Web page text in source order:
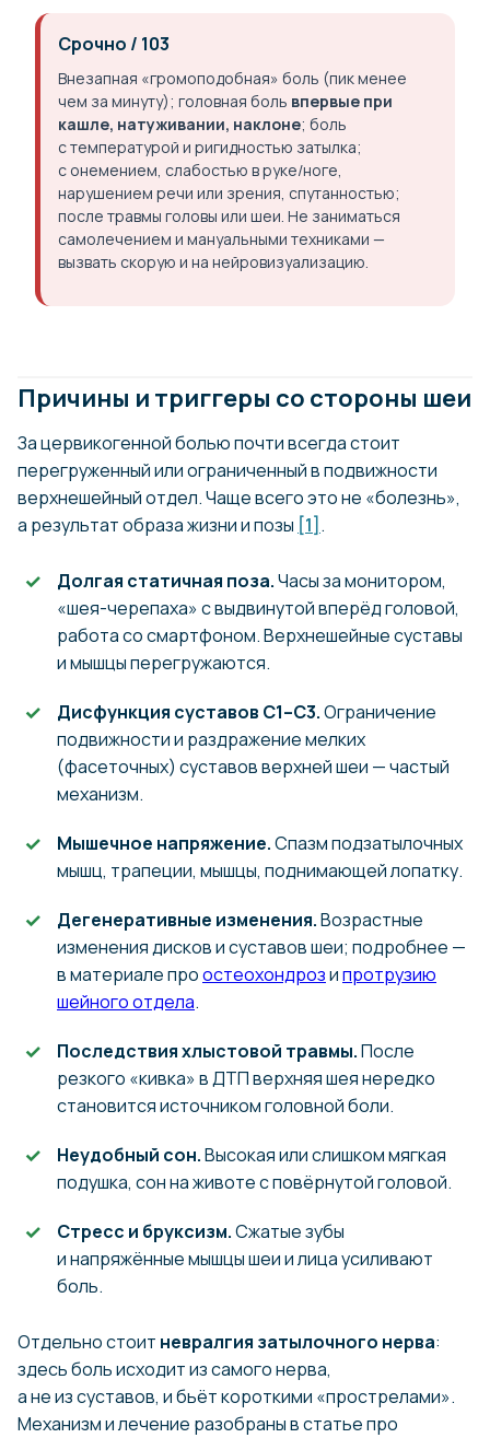
Срочно / 103
Внезапная «громоподобная» боль (пик менее
чем за минуту); головная боль впервые при
кашле, натуживании, наклоне; боль
с температурой и ригидностью затылка;
с онемением, слабостью в руке/ноге,
нарушением речи или зрения, спутанностью;
после травмы головы или шеи. Не заниматься
самолечением и мануальными техниками —
вызвать скорую и на нейровизуализацию.
Причины и триггеры со стороны шеи
За цервикогенной болью почти всегда стоит
перегруженный или ограниченный в подвижности
верхнешейный отдел. Чаще всего это не «болезнь»,
а результат образа жизни и позы [1] .
Долгая статичная поза.Часы за монитором,
«шея-черепаха» с выдвинутой вперёд головой,
работа со смартфоном. Верхнешейные суставы
и мышцы перегружаются.
Дисфункция суставов C1–C3.Ограничение
подвижности и раздражение мелких
(фасеточных) суставов верхней шеи — частый
механизм.
Мышечное напряжение.Спазм подзатылочных
мышц, трапеции, мышцы, поднимающей лопатку.
Дегенеративные изменения.Возрастные
изменения дисков и суставов шеи; подробнее —
в материале проостеохондрозипротрузию
шейного отдела.
Последствия хлыстовой травмы.После
резкого «кивка» в ДТП верхняя шея нередко
становится источником головной боли.
Неудобный сон.Высокая или слишком мягкая
подушка, сон на животе с повёрнутой головой.
Стресс и бруксизм.Сжатые зубы
и напряжённые мышцы шеи и лица усиливают
боль.
Отдельно стоит невралгия затылочного нерва:
здесь боль исходит из самого нерва,
а не из суставов, и бьёт короткими «прострелами».
Механизм и лечение разобраны в статье про